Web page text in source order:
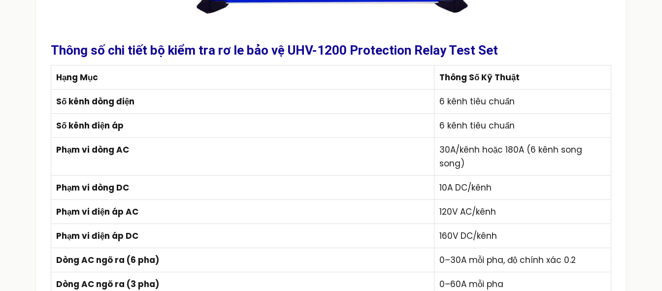
Thông số chi tiết bộ kiểm tra rơ le bảo vệ UHV-1200 Protection Relay Test Set
Hạng Mục Thông Số Kỹ Thuật
Số kênh dòng điện 6 kênh tiêu chuẩn
Số kênh điện áp 6 kênh tiêu chuẩn
Phạm vi dòng AC
30A/kênh hoặc 180A (6 kênh song
song)
Phạm vi dòng DC 10A DC/kênh
Phạm vi điện áp AC 120V AC/kênh
Phạm vi điện áp DC 160V DC/kênh
Dòng AC ngõ ra (6 pha) 0–30A mỗi pha, độ chính xác 0.2
Dòng AC ngõ ra (3 pha) 0–60A mỗi pha